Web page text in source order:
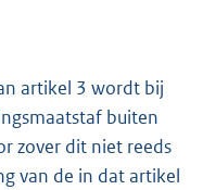
artikel 3 wordt bij
buiten
zover dit niet reeds
van de in dat artikel